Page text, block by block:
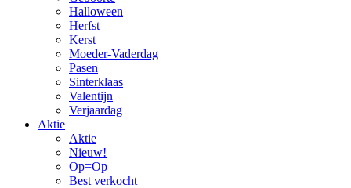
Halloween
Herfst
Kerst
Moeder-Vaderdag
Pasen
Sinterklaas
Valentijn
Verjaardag
Aktie
Aktie
Nieuw!
Op=Op
Best verkocht